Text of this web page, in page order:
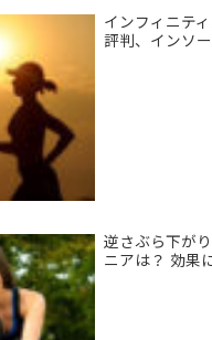
インフィニテ
評判、インソ
逆さぶら下が
ニアは？ 効果